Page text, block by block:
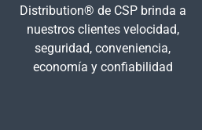
Distribution® de CSP brinda a
nuestros clientes velocidad,
seguridad, conveniencia,
economía y confiabilidad